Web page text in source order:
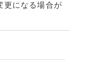
更になる場合が